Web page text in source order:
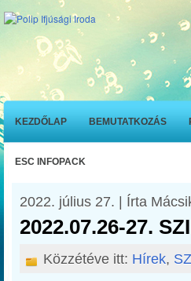
KEZDŐLAP BEMUTATKOZÁS
ESC INFOPACK
2022. július 27. | Írta
2022.07.26-27.
Közzétéve itt: Hírek,